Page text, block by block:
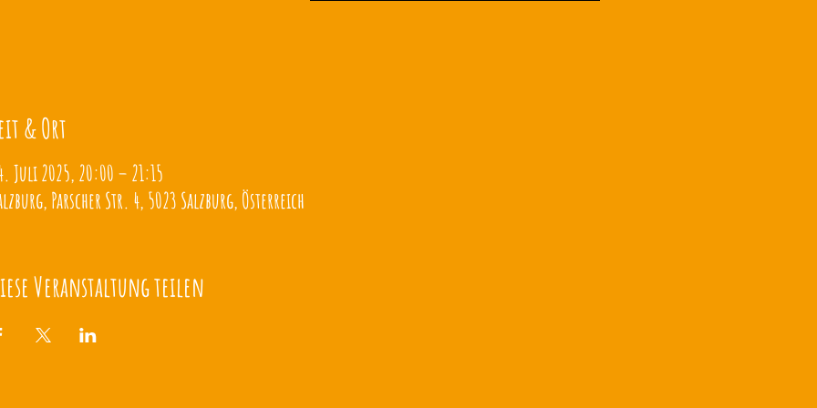
& Ort
Juli 2025, 20:00 – 21:15
Parscher Str. 4, 5023 Salzburg, Österreich
Veranstaltung teilen